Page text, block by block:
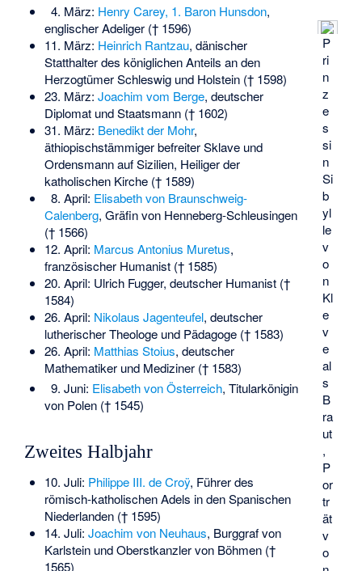
P
ri
n
z
e
s
si
n
Si
b
yl
le
v
o
n
Kl
e
v
e
al
s
B
ra
ut
,
P
or
tr
ät
v
o
4. März: Henry Carey, 1. Baron Hunsdon,
englischer Adeliger († 1596)
11. März: Heinrich Rantzau, dänischer
Statthalter des königlichen Anteils an den
Herzogtümer Schleswig und Holstein († 1598)
23. März: Joachim vom Berge, deutscher
Diplomat und Staatsmann († 1602)
31. März: Benedikt der Mohr,
äthiopischstämmiger befreiter Sklave und
Ordensmann auf Sizilien, Heiliger der
katholischen Kirche († 1589)
8. April: Elisabeth von Braunschweig-
Calenberg, Gräfin von Henneberg-Schleusingen
(† 1566)
12. April: Marcus Antonius Muretus,
französischer Humanist († 1585)
20. April: Ulrich Fugger, deutscher Humanist (†
1584)
26. April: Nikolaus Jagenteufel, deutscher
lutherischer Theologe und Pädagoge († 1583)
26. April: Matthias Stoius, deutscher
Mathematiker und Mediziner († 1583)
9. Juni: Elisabeth von Österreich, Titularkönigin
von Polen († 1545)
Zweites Halbjahr
10. Juli: Philippe III. de Croÿ, Führer des
römisch-katholischen Adels in den Spanischen
Niederlanden († 1595)
14. Juli: Joachim von Neuhaus, Burggraf von
Karlstein und Oberstkanzler von Böhmen (†
1565)